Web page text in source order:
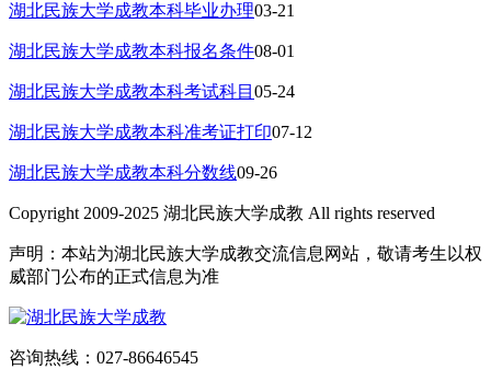
湖北民族大学成教本科毕业办理03-21
湖北民族大学成教本科报名条件08-01
湖北民族大学成教本科考试科目 05-24
湖北民族大学成教本科准考证打印07-12
湖北民族大学成教本科分数线09-26
Copyright 2009-2025 湖北民族大学成教 All rights reserved
声明：本站为湖北民族大学成教交流信息网站，敬请考生以权
威部门公布的正式信息为准
咨询热线：027-86646545